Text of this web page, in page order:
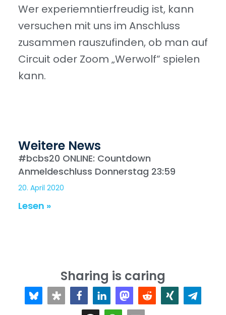
Wer experiemntierfreudig ist, kann
versuchen mit uns im Anschluss
zusammen rauszufinden, ob man auf
Circuit oder Zoom „Werwolf“ spielen
kann.
Weitere News
#bcbs20 ONLINE: Countdown
Anmeldeschluss Donnerstag 23:59
20. April 2020
Lesen »
Sharing is caring